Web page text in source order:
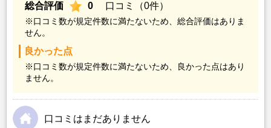
総合評価
0 口コミ（0件）
※口コミ数が規定件数に満たないため、総合評価はありま
せん。
良かった点
※口コミ数が規定件数に満たないため、良かった点はあり
ません。
口コミはまだありません